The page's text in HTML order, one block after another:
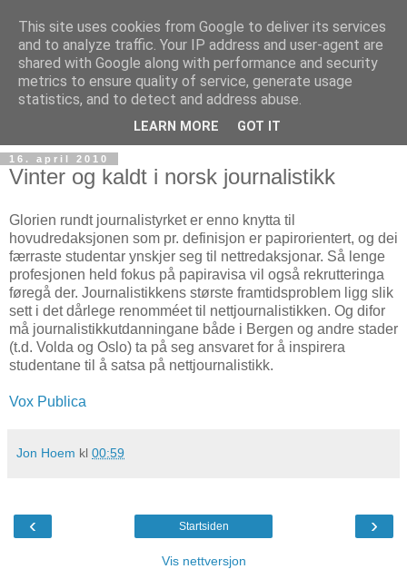
Teknologinyheter
16. april 2010
Vinter og kaldt i norsk journalistikk
Glorien rundt journalistyrket er enno knytta til
hovudredaksjonen som pr. definisjon er papirorientert, og dei
færraste studentar ynskjer seg til nettredaksjonar. Så lenge
profesjonen held fokus på papiravisa vil også rekrutteringa
føregå der. Journalistikkens største framtidsproblem ligg slik
sett i det dårlege renomméet til nettjournalistikken. Og difor
må journalistikkutdanningane både i Bergen og andre stader
(t.d. Volda og Oslo) ta på seg ansvaret for å inspirera
studentane til å satsa på nettjournalistikk.
Vox Publica
Jon Hoem kl 00:59
‹ ›
Startsiden
Vis nettversjon
This site uses cookies from Google to deliver its services
and to analyze traffic. Your IP address and user-agent are
shared with Google along with performance and security
metrics to ensure quality of service, generate usage
statistics, and to detect and address abuse.
LEARN MORE GOT IT